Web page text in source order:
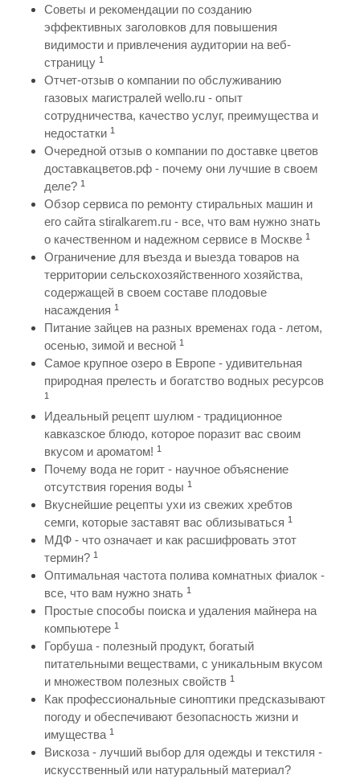
Советы и рекомендации по созданию
эффективных заголовков для повышения
видимости и привлечения аудитории на веб-
страницу 1
Отчет-отзыв о компании по обслуживанию
газовых магистралей wello.ru - опыт
сотрудничества, качество услуг, преимущества и
недостатки 1
Очередной отзыв о компании по доставке цветов
доставкацветов.рф - почему они лучшие в своем
деле? 1
Обзор сервиса по ремонту стиральных машин и
его сайта stiralkarem.ru - все, что вам нужно знать
о качественном и надежном сервисе в Москве 1
Ограничение для въезда и выезда товаров на
территории сельскохозяйственного хозяйства,
содержащей в своем составе плодовые
насаждения 1
Питание зайцев на разных временах года - летом,
осенью, зимой и весной 1
Самое крупное озеро в Европе - удивительная
природная прелесть и богатство водных ресурсов
1
Идеальный рецепт шулюм - традиционное
кавказское блюдо, которое поразит вас своим
вкусом и ароматом! 1
Почему вода не горит - научное объяснение
отсутствия горения воды 1
Вкуснейшие рецепты ухи из свежих хребтов
семги, которые заставят вас облизываться 1
МДФ - что означает и как расшифровать этот
термин? 1
Оптимальная частота полива комнатных фиалок -
все, что вам нужно знать 1
Простые способы поиска и удаления майнера на
компьютере 1
Горбуша - полезный продукт, богатый
питательными веществами, с уникальным вкусом
и множеством полезных свойств 1
Как профессиональные синоптики предсказывают
погоду и обеспечивают безопасность жизни и
имущества 1
Вискоза - лучший выбор для одежды и текстиля -
искусственный или натуральный материал?